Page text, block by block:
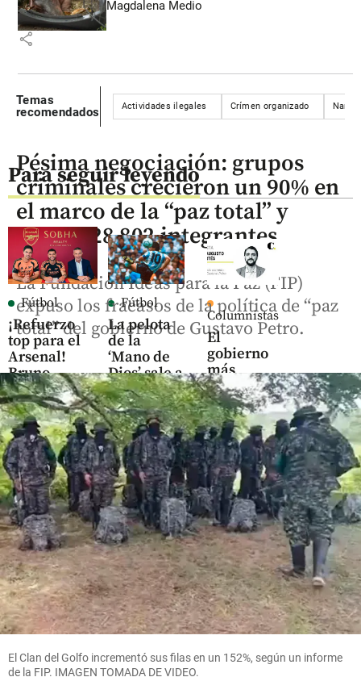
Magdalena Medio
share
Temas
recomendados
Actividades ilegales Crímen organizado
Para seguir leyendo
Fútbol
¡Refuerzo
top para el
Arsenal!
Bruno
Guimarães
llega para
reforzar el
mediocampo
share
Fútbol
La pelota
de la
‘Mano de
Dios’ sale a
subasta:
¿cuánto
vale el
histórico
balón de
Maradona?
share
Columnistas
El
gobierno
más
corrupto:
el legado
de
Gustavo
Petro
share
Cita
Textual
share
Pésima negociación: grupos
criminales crecieron un 90% en
el marco de la “paz total” y
suman 28.802 integrantes
La Fundación Ideas para la Paz (FIP)
expuso los fracasos de la política de “paz
total” del gobierno de Gustavo Petro.
El Clan del Golfo incrementó sus filas en un 152%, según un informe
de la FIP. IMAGEN TOMADA DE VIDEO.